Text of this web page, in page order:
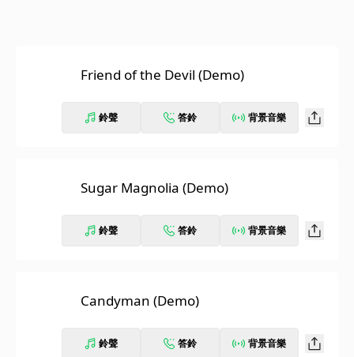
Friend of the Devil (Demo)
鈴聲 答鈴 背景音樂
Sugar Magnolia (Demo)
鈴聲 答鈴 背景音樂
Candyman (Demo)
鈴聲 答鈴 背景音樂